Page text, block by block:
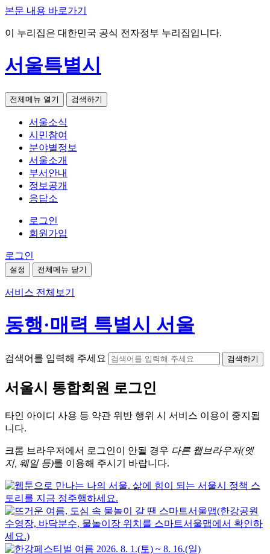
본문 내용 바로가기
이 누리집은 대한민국 공식 전자정부 누리집입니다.
서울특별시
전체메뉴 열기 검색하기
서울소식
시민참여
분야별정보
서울소개
부서안내
정보공개
응답소
로그인
회원가입
로그인
설정 전체메뉴 닫기
서비스 전체보기
동행·매력 특별시 서울
검색어를 입력해 주세요 검색하기
서울시 통합회원 로그인
타인 아이디 사용 등 약관 위반 행위 시 서비스 이용이 중지됩
니다.
크롬 브라우저에서 로그인이 안될 경우 다른 웹브라우저(엣
지, 웨일 등)를 이용해 주시기 바랍니다.